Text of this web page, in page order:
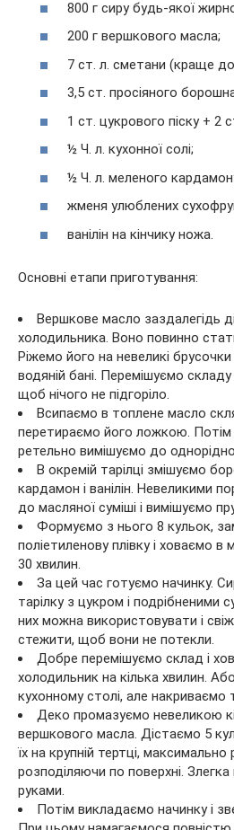
800 г сиру будь-якої
200 г вершкового масла;
7 ст. л. сметани (краще
3,5 ст. просіяного
1 ст. цукрового піску + 2
½ Ч. л. кухонної солі;
½ Ч. л. меленого
жменя улюблених
ванілін на кінчику ножа.
Основні етапи приготування:
Вершкове масло заздалегідь
холодильника. Воно повинно
Ріжемо його на невеликі
водяній бані. Перемішуємо
щоб нічого не підгоріло.
Всипаємо в топлене масло
перетираємо його ложкою. Потім
ретельно вимішуємо до
В окремій тарілці змішуємо
кардамон і ванілін. Невеликими
до масляної суміші і вимішуємо
Формуємо з нього 8 кульок,
поліетиленову плівку і ховаємо
30 хвилин.
За цей час готуємо начинку.
тарілку з цукром і подрібненими
них можна використовувати і
стежити, щоб вони не потекли.
Добре перемішуємо склад і
холодильник на кілька хвилин.
кухонному столі, але накриваємо
Деко промазуємо невеликою
вершкового масла. Дістаємо 5
їх на крупній тертці, максимально
розподіляючи по поверхні.
руками.
Потім викладаємо начинку і